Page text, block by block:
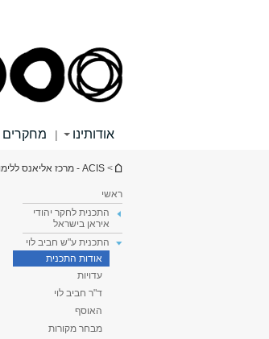
אודותינו | מחקרים
הינך נמצא כאן
> ACIS - מרכז אליאנס ללימודים איראניים
ראשי
התכנית לחקר יהודי
איראן בישראל
התכנית ע"ש חביב לוי
אודות התכנית
עדויות
ד"ר חביב לוי
האוסף
מבחר מקורות